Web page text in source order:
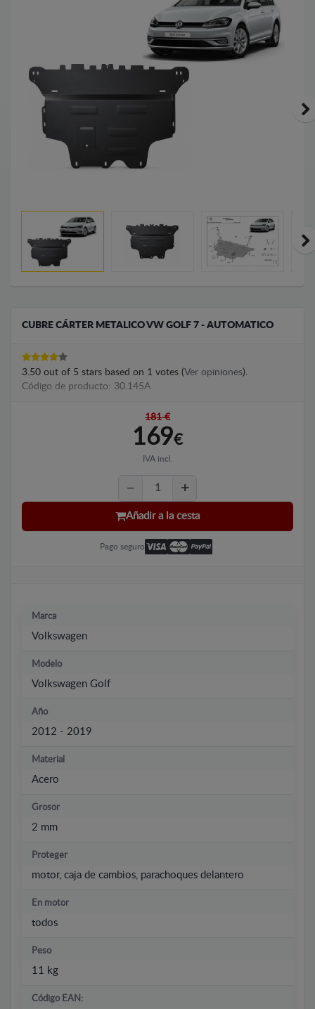
CUBRE CÁRTER METALICO VW GOLF 7 - AUTOMATICO
3.50 out of 5 stars based on 1 votes (Ver opiniones).
Código de producto: 30.145A
181 €
169€
IVA incl.
Añadir a la cesta
Pago seguro
Marca
Volkswagen
Modelo
Volkswagen Golf
Año
2012 - 2019
Material
Acero
Grosor
2 mm
Proteger
motor, caja de cambios, parachoques delantero
En motor
todos
Peso
11 kg
Código EAN: